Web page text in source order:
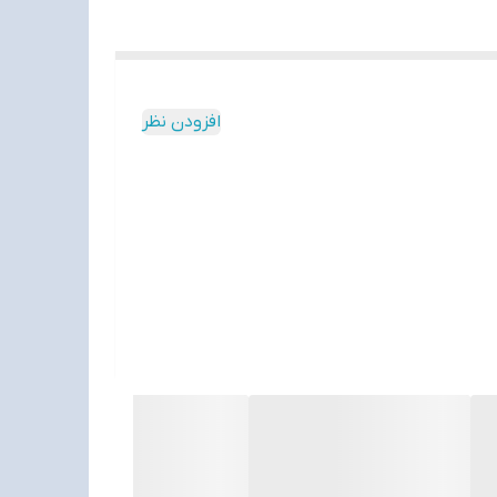
افزودن نظر